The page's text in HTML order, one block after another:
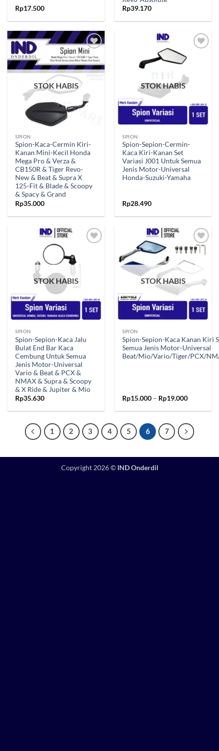
Rp17.500
Rp39.170
Tambahkan
ke Wishlist
STOK HABIS
SPION
Spion-Kaca-Cermin Kiri-
Kanan Mini-Kecil Honda
Mega Pro & Verza &
CB150R & Tiger Revo-
New & Beat & Supra X
125-Fit & Blade & Scoopy
& Spacy & Grand
Rp35.000
Tambahkan
ke Wishlist
STOK HABIS
SPION
Spion-Sepion-Cermin-
Kaca Kiri-Kanan Set
Variasi J001 Untuk Semua
Jenis Motor-Universal
Honda-Suzuki-Yamaha
Rp28.490
ke Wishlist
STOK HABIS
SPION
Spion-Sepion-Kaca Jalu
Bulat End Bar Kaca
Cembung Untuk Semua
Jenis Motor-Universal
Vario & Beat & PCX &
NMAX & Supra & Scoopy
& X Ride & Jupiter & Mio
Rp35.630
Tambahkan
ke Wishlist
STOK HABIS
SPION
Spion-Sepion-Kaca Kanan Kiri
Semua Jenis Motor-Universal
Beat/Mio/Vario/Tiger/PCX/
Rp15.000 – Rp19.000Rentang
Rp15.000
Rp19.000
1 2 3 4 5 6 7
Copyright 2026 © IND Onderdil